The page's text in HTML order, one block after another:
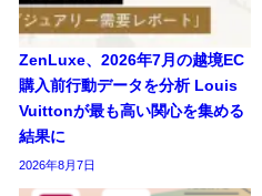
ZenLuxe、2026年7月の越境EC
購入前行動データを分析 Louis
Vuittonが最も高い関心を集める
結果に
2026年8月7日